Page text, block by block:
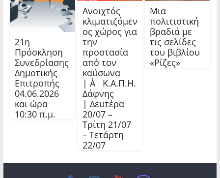
21η
Πρόσκληση
Συνεδρίασης
Δημοτικής
Επιτροπής
04.06.2026
και ώρα
10:30 π.μ.
Ανοιχτός
κλιματιζόμεν
ος χώρος για
την
προστασία
από τον
καύσωνα
| Α΄ Κ.Α.Π.Η.
Δάφνης
| Δευτέρα
20/07 –
Τρίτη 21/07
– Τετάρτη
22/07
Μια
πολιτιστική
βραδιά με
τις σελίδες
του βιβλίου
«Ρίζες»